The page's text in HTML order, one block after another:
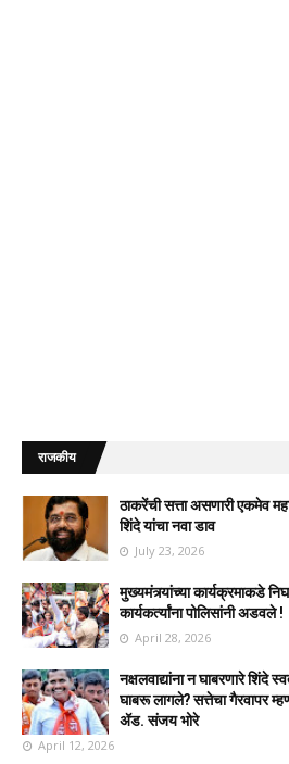
राजकीय
ठाकरेंची सत्ता असणारी एकमेव
शिंदे यांचा नवा डाव
July 23, 2026
मुख्यमंत्र्यांच्या कार्यक्रमाकडे
कार्यकर्त्यांना पोलिसांनी अडवले !
April 28, 2026
नक्षलवाद्यांना न घाबरणारे शिंदे
घाबरू लागले? सत्तेचा गैरवापर
ॲड. संजय भोरे
April 12, 2026